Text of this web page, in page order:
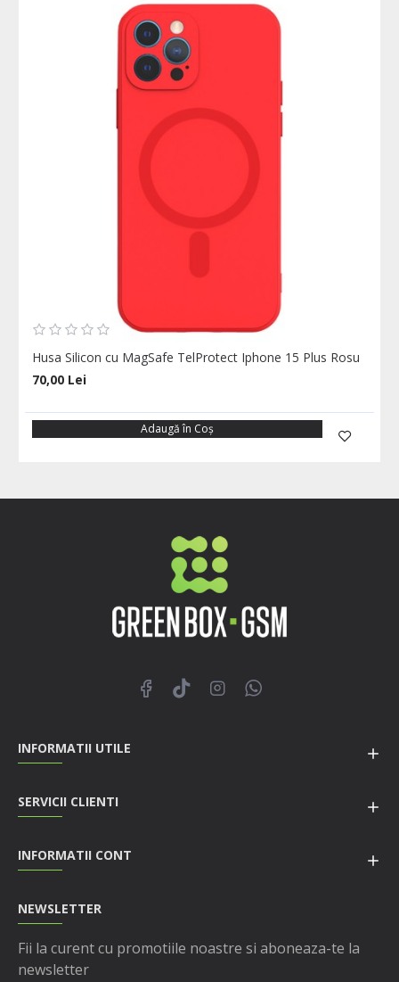
Husa Silicon cu MagSafe TelProtect Iphone 15 Plus Rosu
70,00 Lei
Adaugă în Coş
INFORMATII UTILE
SERVICII CLIENTI
INFORMATII CONT
NEWSLETTER
Fii la curent cu promotiile noastre si aboneaza-te la
newsletter